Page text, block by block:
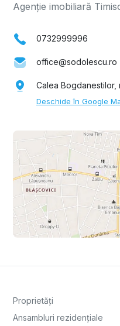
Agenție imobiliară
0732999996
office@sodolescu.ro
Calea Bogdanestilor,
Deschide în Google
Proprietăți
Ansambluri rezidențiale